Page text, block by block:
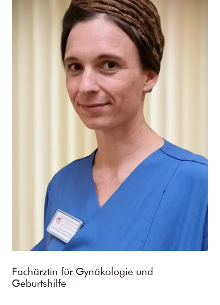
Fachärztin für Gynäkologie und
Geburtshilfe